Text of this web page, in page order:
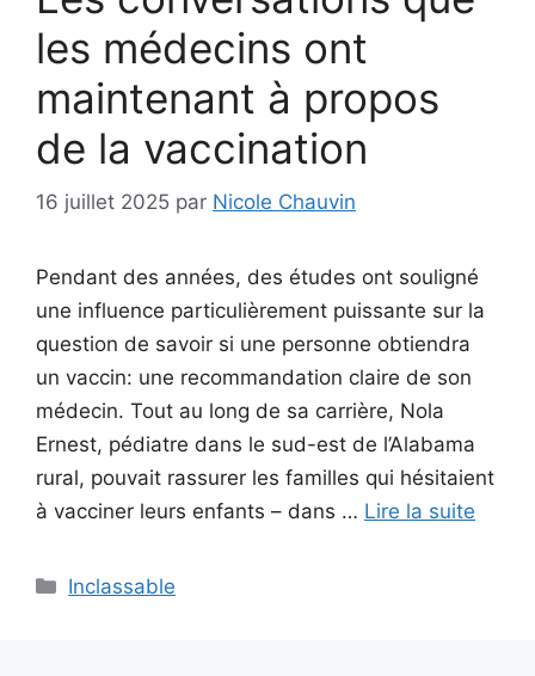
les médecins ont
maintenant à propos
de la vaccination
16 juillet 2025 par Nicole Chauvin
Pendant des années, des études ont souligné
une influence particulièrement puissante sur la
question de savoir si une personne obtiendra
un vaccin: une recommandation claire de son
médecin. Tout au long de sa carrière, Nola
Ernest, pédiatre dans le sud-est de l’Alabama
rural, pouvait rassurer les familles qui hésitaient
à vacciner leurs enfants – dans … Lire la suite
Catégories
Inclassable